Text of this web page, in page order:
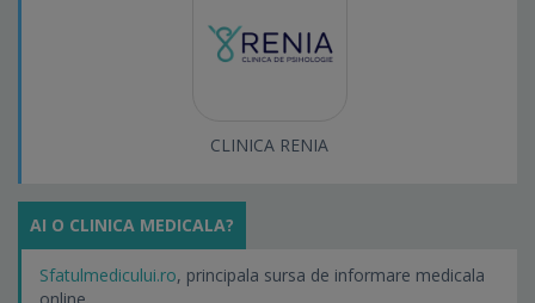
CLINICA RENIA
AI O CLINICA MEDICALA?
Sfatulmedicului.ro, principala sursa de informare medicala